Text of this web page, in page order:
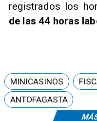
registrados los
de las 44 horas
MINICASINOS
ANTOFAGASTA